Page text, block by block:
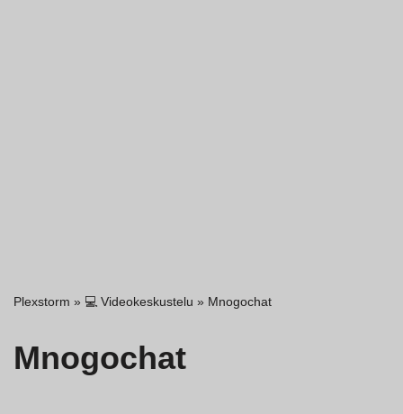
Plexstorm » 💻 Videokeskustelu » Mnogochat
Mnogochat